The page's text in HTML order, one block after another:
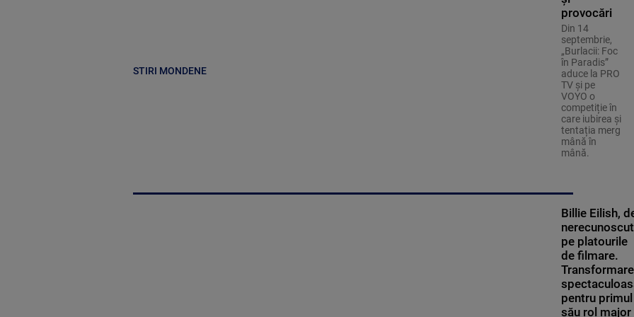
STIRI MONDENE
provocări
Din 14
septembrie,
„Burlacii: Foc
în Paradis”
aduce la PRO
TV și pe
VOYO o
competiție în
care iubirea și
tentația merg
mână în
mână.
Billie Eilish,
nerecunoscut
pe platourile
de filmare.
pentru primul
său rol major